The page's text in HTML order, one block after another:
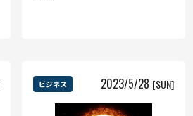
ビジネス 2023/5/28 [SUN]